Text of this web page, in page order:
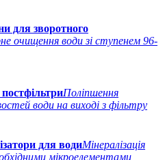
для зворотного
очищення води зі ступенем 96-
постфільтриПоліпшення
води на виході з фільтру
для водиМінералізація
мікроелементами